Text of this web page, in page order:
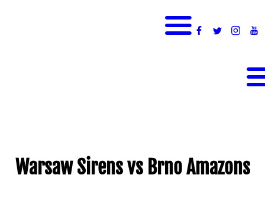
Warsaw Sirens vs Brno Amazons